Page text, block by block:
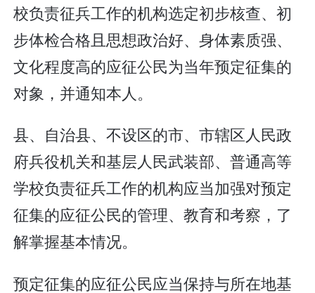
校负责征兵工作的机构选定初步核查、初
步体检合格且思想政治好、身体素质强、
文化程度高的应征公民为当年预定征集的
对象，并通知本人。
县、自治县、不设区的市、市辖区人民政
府兵役机关和基层人民武装部、普通高等
学校负责征兵工作的机构应当加强对预定
征集的应征公民的管理、教育和考察，了
解掌握基本情况。
预定征集的应征公民应当保持与所在地基